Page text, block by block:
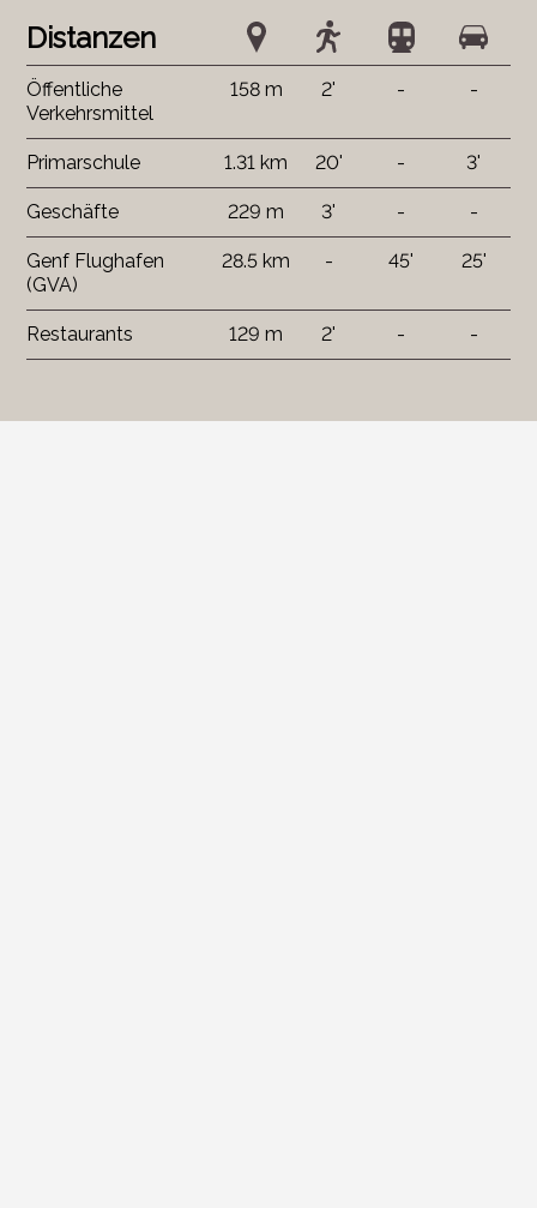
Distanzen
Öffentliche
Verkehrsmittel
158 m 2' - -
Primarschule 1.31 km 20' - 3'
Geschäfte 229 m 3' - -
Genf Flughafen
(GVA)
28.5 km - 45' 25'
Restaurants 129 m 2' - -